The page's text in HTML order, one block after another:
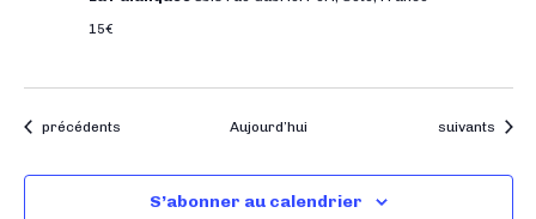
15€
Évènements
précédents Aujourd’hui Évènements
suivants
S’abonner au calendrier